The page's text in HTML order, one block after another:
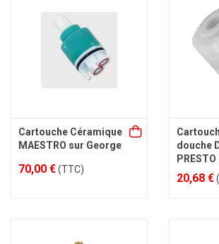
Cartouche Céramique
MAESTRO sur George
70,00 €(TTC)
douche
PRESTO
20,68 €